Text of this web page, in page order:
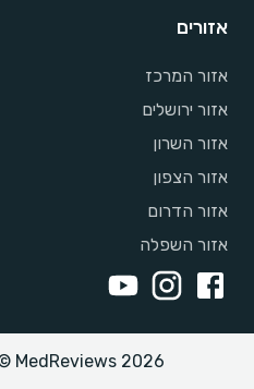
אזורים
אזור המרכז
אזור ירושלים
אזור השרון
אזור הצפון
אזור הדרום
אזור השפלה
MedReviews 2026 © כל הזכויות שמורות.